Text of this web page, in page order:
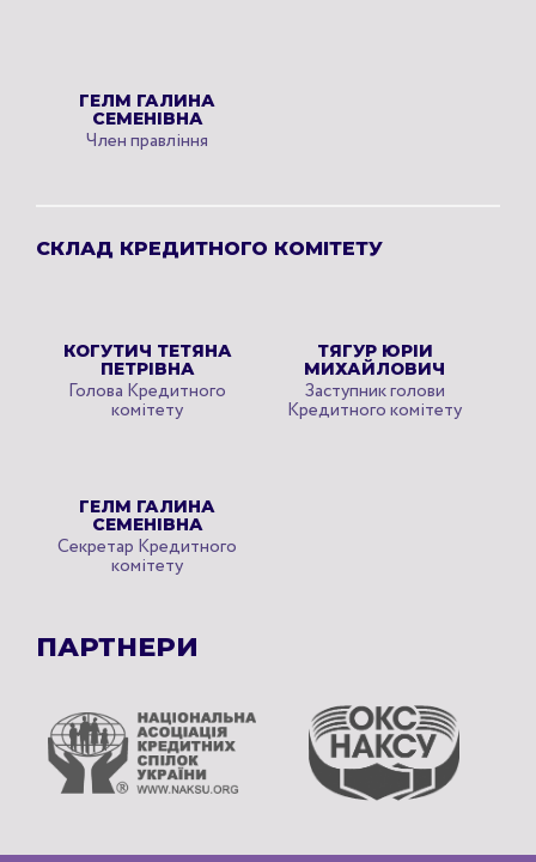
ГЕЛМ ГАЛИНА
СЕМЕНІВНА
Член правління
СКЛАД КРЕДИТНОГО КОМІТЕТУ
КОГУТИЧ ТЕТЯНА
ПЕТРІВНА
Голова Кредитного
комітету
ТЯГУР ЮРІЙ
МИХАЙЛОВИЧ
Заступник голови
Кредитного комітету
ГЕЛМ ГАЛИНА
СЕМЕНІВНА
Секретар Кредитного
комітету
ПАРТНЕРИ